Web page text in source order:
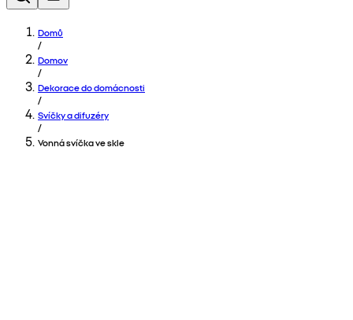
Domů
/
Domov
/
Dekorace do domácnosti
/
Svíčky a difuzéry
/
Vonná svíčka ve skle